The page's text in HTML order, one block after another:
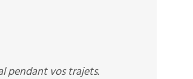
pendant vos trajets.